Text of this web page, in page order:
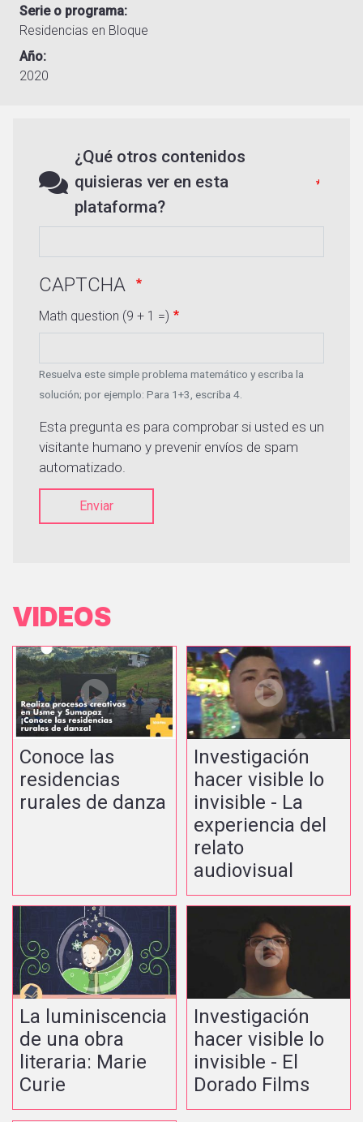
Serie o programa
Residencias en Bloque
Año
2020
¿Qué otros contenidos
quisieras ver en esta
plataforma?
CAPTCHA
Math question (9 + 1 =)
Resuelva este simple problema matemático y escriba la
solución; por ejemplo: Para 1+3, escriba 4.
Esta pregunta es para comprobar si usted es un
visitante humano y prevenir envíos de spam
automatizado.
Enviar
VIDEOS
Conoce las
residencias
rurales de danza
Investigación
hacer visible lo
invisible - La
experiencia del
relato
audiovisual
La luminiscencia
de una obra
literaria: Marie
Curie
Investigación
hacer visible lo
invisible - El
Dorado Films